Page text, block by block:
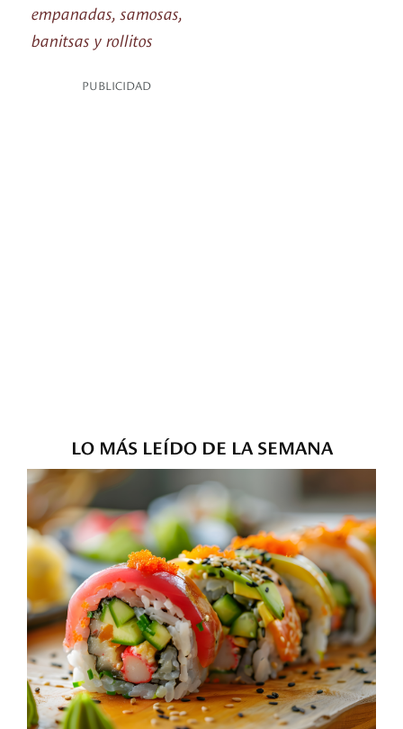
empanadas, samosas,
banitsas y rollitos
PUBLICIDAD
LO MÁS LEÍDO DE LA SEMANA